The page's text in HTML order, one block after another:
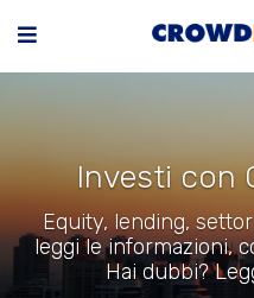
Investi con
Equity, lending,
leggi le informazioni,
Hai dubbi?